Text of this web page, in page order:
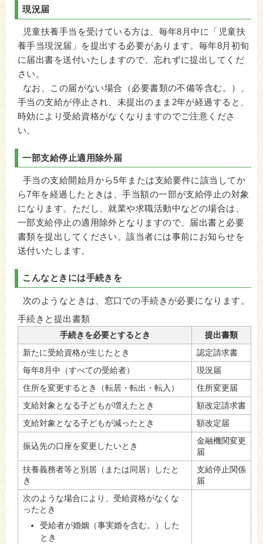
現況届
児童扶養手当を受けている方は、毎年8月中に「児童扶
養手当現況届」を提出する必要があります。毎年8月初旬
に届出書を送付いたしますので、忘れずに提出してくだ
さい。
なお、この届がない場合（必要書類の不備等含む。）、
手当の支給が停止され、未提出のまま2年が経過すると、
時効により受給資格がなくなりますのでご注意くださ
い。
一部支給停止適用除外届
手当の支給開始月から5年または支給要件に該当してか
ら7年を経過したときは、手当額の一部が支給停止の対象
になります。ただし、就業や求職活動中などの場合は、
一部支給停止の適用除外となりますので、届出書と必要
書類を提出してください。該当者には事前にお知らせを
送付いたします。
こんなときには手続きを
次のようなときは、窓口での手続きが必要になります。
手続きと提出書類
手続きを必要とするとき
提出書類
新たに受給資格が生じたとき
認定請求書
毎年8月中（すべての受給者）
現況届
住所を変更するとき（転居・転出・転入）
住所変更届
支給対象となる子どもが増えたとき
額改定請求書
支給対象となる子どもが減ったとき
額改定届
振込先の口座を変更したいとき
金融機関変更
届
扶養義務者等と別居（または同居）したと
き
支給停止関係
届
次のような場合により、受給資格がなくな
ったとき
受給者が婚姻（事実婚を含む。）した
とき